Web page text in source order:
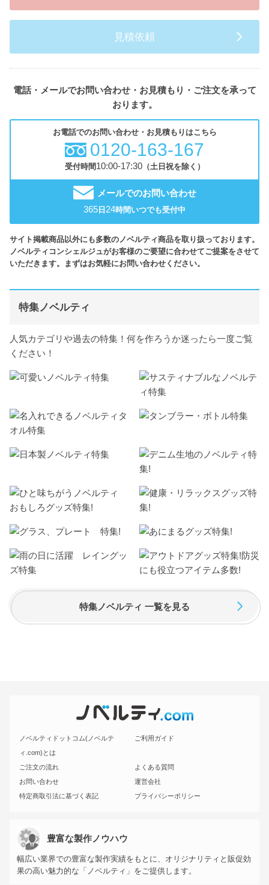
見積依頼
電話・メールでお問い合わせ・お見積もり・ご注文を承って
おります。
お電話でのお問い合わせ・お見積もりはこちら
0120-163-167
受付時間10:00-17:30（土日祝を除く）
メールでのお問い合わせ
365 日 24時間いつでも受付中
サイト掲載商品以外にも多数のノベルティ商品を取り扱っております。
ノベルティコンシェルジュがお客様のご要望に合わせてご提案をさせて
いただきます。まずはお気軽にお問い合わせください。
特集ノベルティ
人気カテゴリや過去の特集！何を作ろうか迷ったら一度ご覧
ください！
特集ノベルティ 一覧を見る
ノベルティドットコム(ノベルテ
ィ.com)とは
ご利用ガイド
ご注文の流れ
よくある質問
お問い合わせ
運営会社
特定商取引法に基づく表記
プライバシーポリシー
豊富な製作ノウハウ
幅広い業界での豊富な製作実績をもとに、オリジナリティと販促効
果の高い魅力的な「ノベルティ」をご提供します。